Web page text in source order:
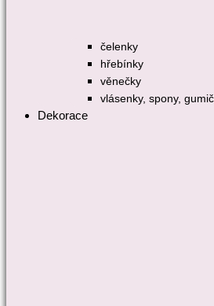
čelenky
hřebínky
věnečky
vlásenky, spony,
Dekorace